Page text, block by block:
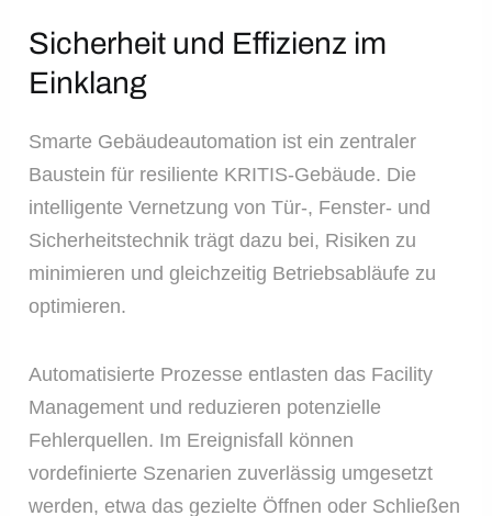
Sicherheit und Effizienz im
Einklang
Smarte Gebäudeautomation ist ein zentraler
Baustein für resiliente KRITIS-Gebäude. Die
intelligente Vernetzung von Tür-, Fenster- und
Sicherheitstechnik trägt dazu bei, Risiken zu
minimieren und gleichzeitig Betriebsabläufe zu
optimieren.
Automatisierte Prozesse entlasten das Facility
Management und reduzieren potenzielle
Fehlerquellen. Im Ereignisfall können
vordefinierte Szenarien zuverlässig umgesetzt
werden, etwa das gezielte Öffnen oder Schließen